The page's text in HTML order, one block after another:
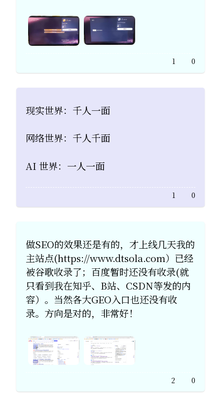
0
1
现实世界：千人一面
网络世界：千人千面
AI 世界：一人一面
0
1
做SEO的效果还是有的，才上线几天我的
主站点(https://www.dtsola.com）已经
被谷歌收录了；百度暂时还没有收录(就
只看到我在知乎、B站、CSDN等发的内
容）。当然各大GEO入口也还没有收
录。方向是对的，非常好！
0
2